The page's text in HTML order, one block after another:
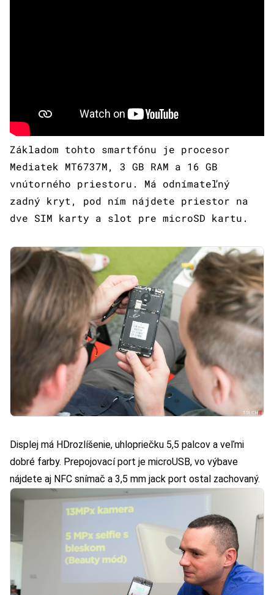
Základom tohto smartfónu je procesor
Mediatek MT6737M, 3 GB RAM a 16 GB
vnútorného priestoru. Má odnímateľný
zadný kryt, pod ním nájdete priestor na
dve SIM karty a slot pre microSD kartu.
Displej má HDrozlíšenie, uhlopriečku 5,5 palcov a veľmi
dobré farby. Prepojovací port je microUSB, vo výbave
nájdete aj NFC snímač a 3,5 mm jack port ostal zachovaný.